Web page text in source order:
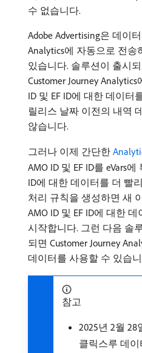
수 없습니다.
Adobe Advertising은 데이
Analytics에 자동으로 전
있습니다. 솔루션이 출시
Customer Journey
ID 및 EF ID에 대한 데이터
릴리스 날짜 이전의 내역
않습니다.
그러나 이제 간단한
AMO ID 및 EF ID를 eVars
ID에 대한 데이터를 더 빨
처리 규칙을 생성하면 새
AMO ID 및 EF ID에 대한
시작합니다. 그런 다음 솔
되면 Customer Journey
데이터를 사용할 수 있습
참고
2025년 2월
클릭스루 데